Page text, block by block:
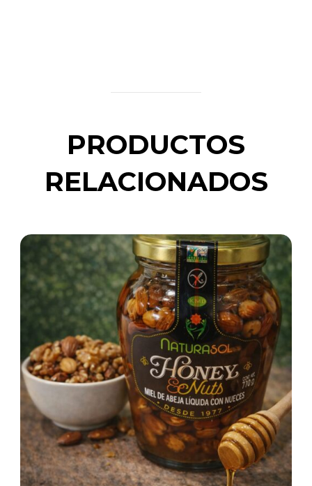
PRODUCTOS
RELACIONADOS